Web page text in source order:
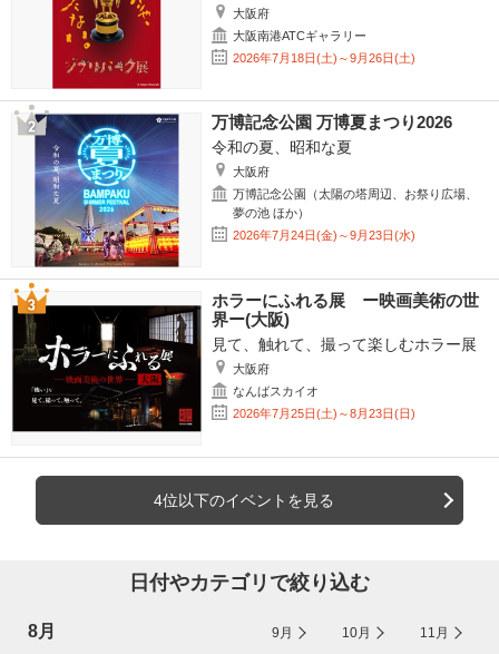
大阪府
大阪南港ATCギャラリー
2026年7月18日(土)～9月26日(土)
万博記念公園 万博夏まつり2026
令和の夏、昭和な夏
大阪府
万博記念公園（太陽の塔周辺、お祭り広場、
夢の池 ほか）
2026年7月24日(金)～9月23日(水)
ホラーにふれる展 ー映画美術の世
界ー(大阪)
見て、触れて、撮って楽しむホラー展
大阪府
なんばスカイオ
2026年7月25日(土)～8月23日(日)
4位以下のイベントを見る
日付やカテゴリで絞り込む
8月 9月 10月 11月